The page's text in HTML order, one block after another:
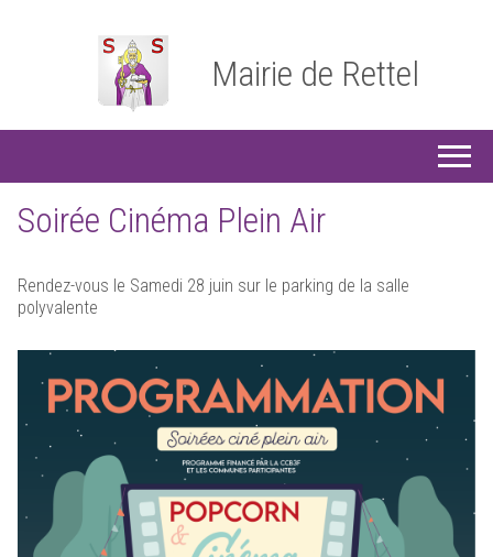
Mairie de Rettel
Soirée Cinéma Plein Air
Rendez-vous le Samedi 28 juin sur le parking de la salle
polyvalente